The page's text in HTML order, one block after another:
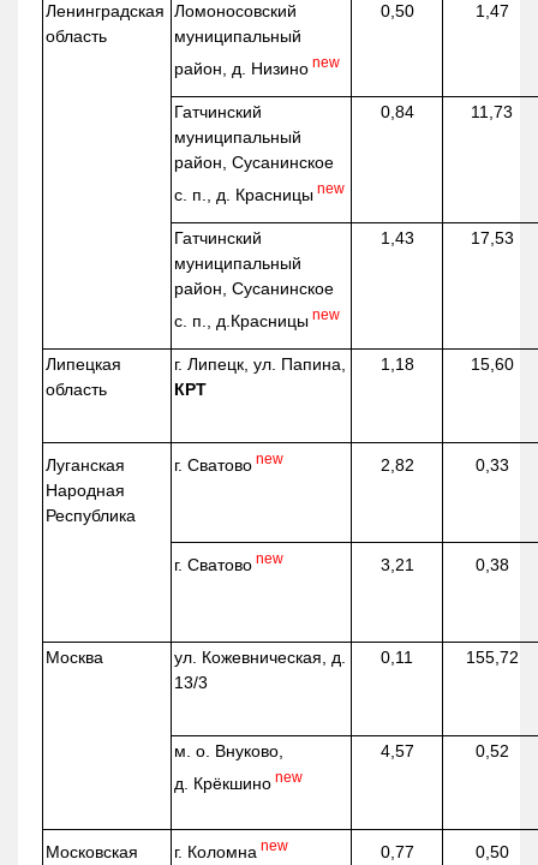
Ленинградская
область
Ломоносовский
муниципальный
район, д. Низино new
0,50 1,47
Гатчинский
муниципальный
район, Сусанинское
с. п., д. Красницы new
0,84 11,73
Гатчинский
муниципальный
район, Сусанинское
с. п., д.Красницы new
1,43 17,53
Липецкая
область
г. Липецк, ул. Папина,
КРТ
1,18 15,60
Луганская
Народная
Республика
г. Сватово new 2,82 0,33
г. Сватово new 3,21 0,38
Москва ул. Кожевническая, д.
13/3
0,11 155,72
м. о. Внуково,
д. Крёкшино new
4,57 0,52
Московская
г. Коломна new 0,77 0,50